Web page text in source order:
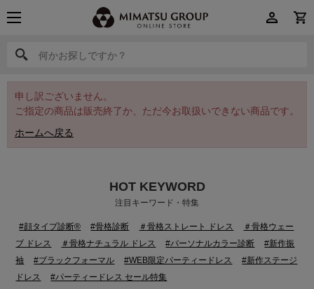
何かお探しですか？
何かお探しですか？
申し訳ございません。
ご指定の商品は販売終了か、ただ今お取扱いできない商品です。
ホームへ戻る
HOT KEYWORD
注目キーワード・特集
#顔タイプ診断® #骨格診断 ＃骨格ストレート ドレス
＃骨格ウェー
ブ ドレス
＃骨格ナチュラル ドレス #パーソナルカラー診断
#新作振
袖
#ブラックフォーマル #WEB限定パーティードレス
#新作ステージ
ドレス
#パーティードレス セール特集